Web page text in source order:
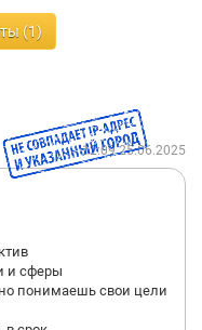
совсем. Людей
база» - миф,
меняется без
в выходные
токсичное, а на
красивее, чем она
то лучше 100 раз
потеряете время и
(1)
12:09 25.06.2025
и сферы
понимаешь свои цели